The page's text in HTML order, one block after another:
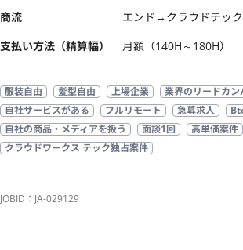
商流
エンド→クラウドテック
支払い方法（精算幅）
月額（140H～180H）
服装自由 髪型自由 上場企業 業界のリードカン
自社サービスがある
フルリモート 急募求人
自社の商品・メディアを扱う
面談1回
高単価案件
クラウドワークス テック独占案件
JOBID：JA-029129